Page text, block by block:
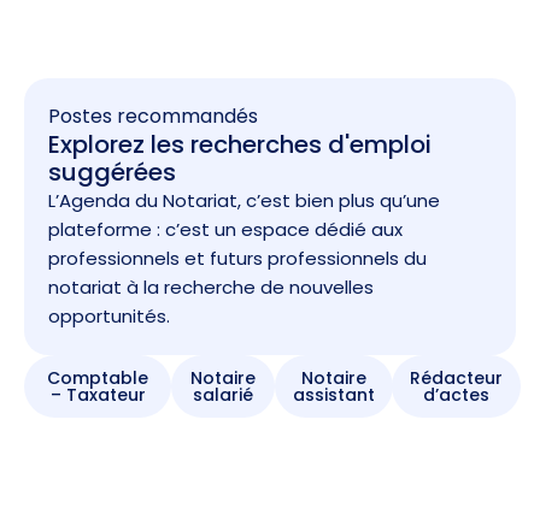
Postes recommandés
Explorez les recherches d'emploi
suggérées
L’Agenda du Notariat, c’est bien plus qu’une
plateforme : c’est un espace dédié aux
professionnels et futurs professionnels du
notariat à la recherche de nouvelles
opportunités.
Comptable
– Taxateur
Notaire
salarié
Notaire
assistant
Rédacteur
d’actes